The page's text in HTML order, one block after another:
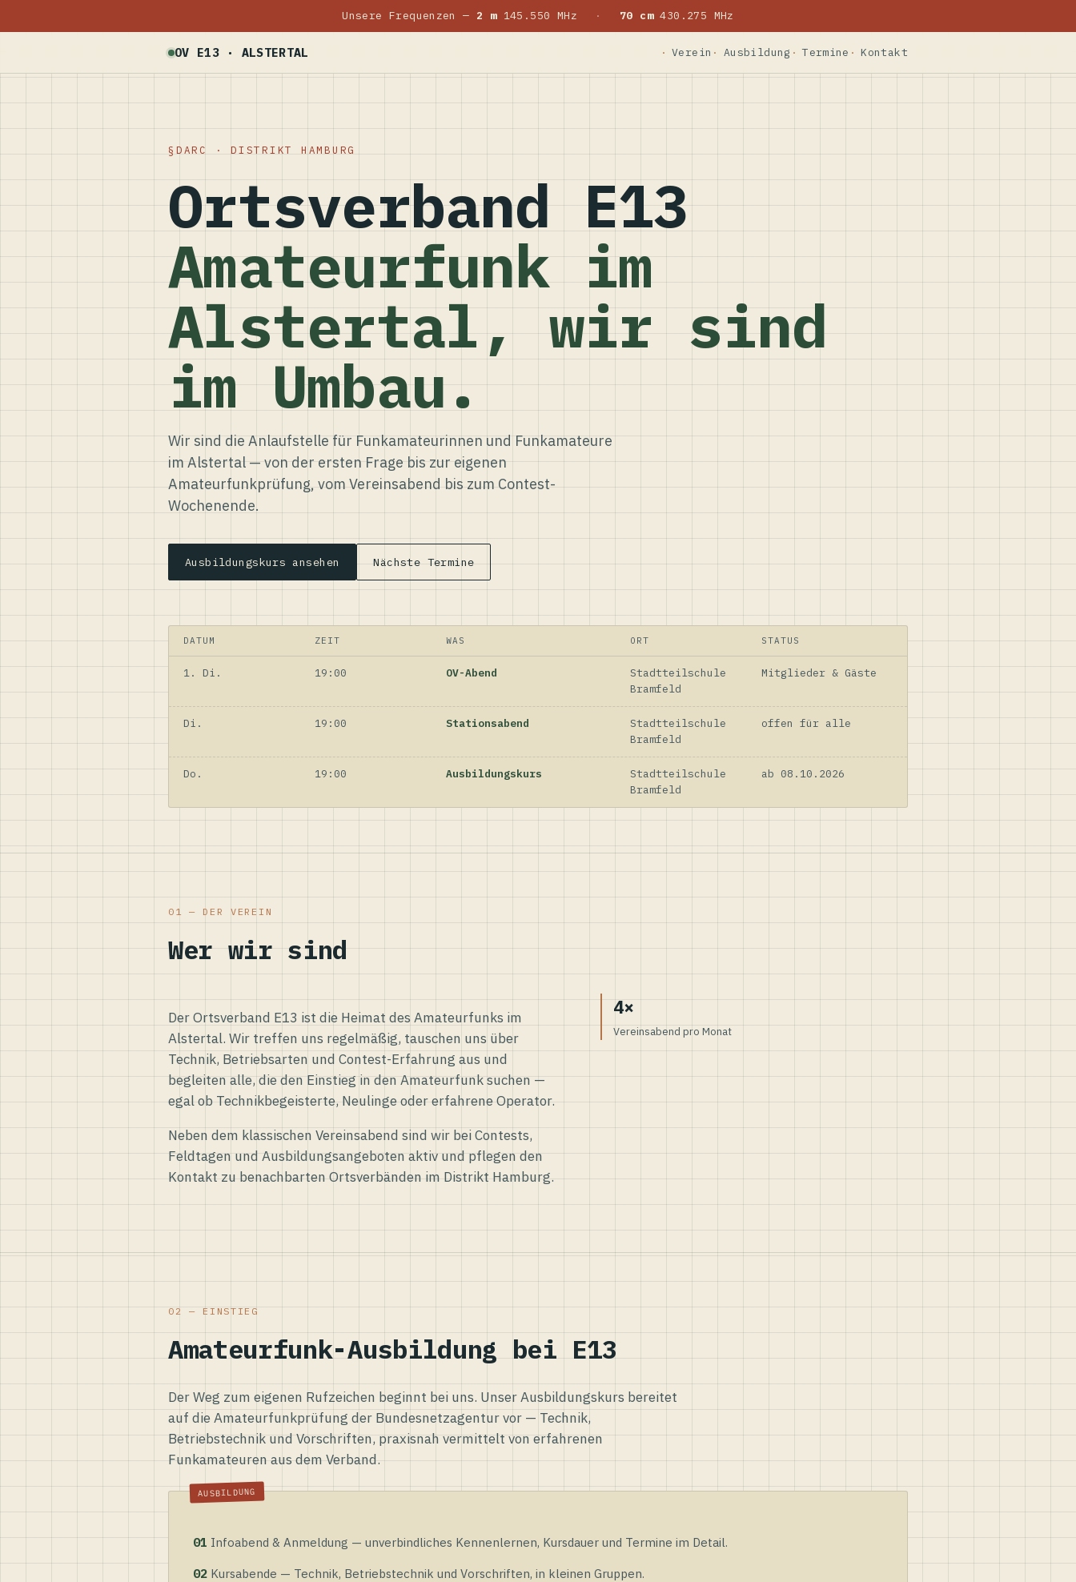
Unsere Frequenzen — 2 m145.550 MHz · 70 cm430.275 MHz
OV E13 · ALSTERTAL Verein Ausbildung Termine Kontakt
DARC · DISTRIKT HAMBURG
Ortsverband E13
Amateurfunk im
Alstertal, wir sind
im Umbau.
Wir sind die Anlaufstelle für Funkamateurinnen und Funkamateure
im Alstertal — von der ersten Frage bis zur eigenen
Amateurfunkprüfung, vom Vereinsabend bis zum Contest-
Wochenende.
Ausbildungskurs ansehen Nächste Termine
DATUM ZEIT WAS ORT STATUS
1. Di. 19:00 OV-Abend
Stadtteilschule
Bramfeld
Mitglieder & Gäste
Di. 19:00 Stationsabend
Stadtteilschule
Bramfeld
offen für alle
Do. 19:00 Ausbildungskurs
Stadtteilschule
Bramfeld
ab 08.10.2026
01 — DER VEREIN
Wer wir sind
Der Ortsverband E13 ist die Heimat des Amateurfunks im
Alstertal. Wir treffen uns regelmäßig, tauschen uns über
Technik, Betriebsarten und Contest-Erfahrung aus und
begleiten alle, die den Einstieg in den Amateurfunk suchen —
egal ob Technikbegeisterte, Neulinge oder erfahrene Operator.
Neben dem klassischen Vereinsabend sind wir bei Contests,
Feldtagen und Ausbildungsangeboten aktiv und pflegen den
Kontakt zu benachbarten Ortsverbänden im Distrikt Hamburg.
4×
Vereinsabend pro Monat
02 — EINSTIEG
Amateurfunk-Ausbildung bei E13
Der Weg zum eigenen Rufzeichen beginnt bei uns. Unser Ausbildungskurs bereitet
auf die Amateurfunkprüfung der Bundesnetzagentur vor — Technik,
Betriebstechnik und Vorschriften, praxisnah vermittelt von erfahrenen
Funkamateuren aus dem Verband.
01 Infoabend & Anmeldung — unverbindliches Kennenlernen, Kursdauer und Termine im Detail.
02 Kursabende — Technik, Betriebstechnik und Vorschriften, in kleinen Gruppen.